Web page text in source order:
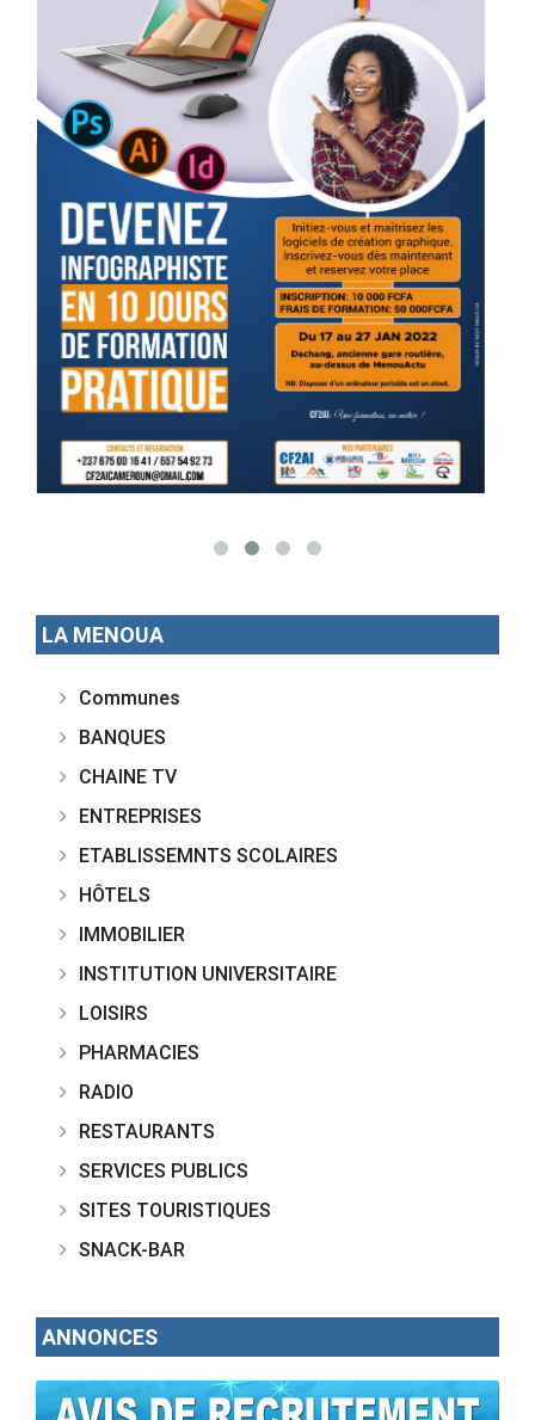
LA MENOUA
Communes
BANQUES
CHAINE TV
ENTREPRISES
ETABLISSEMNTS SCOLAIRES
HÔTELS
IMMOBILIER
INSTITUTION UNIVERSITAIRE
LOISIRS
PHARMACIES
RADIO
RESTAURANTS
SERVICES PUBLICS
SITES TOURISTIQUES
SNACK-BAR
ANNONCES